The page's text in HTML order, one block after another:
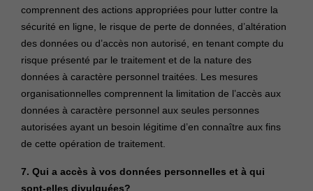
comprennent des actions appropriées pour lutter contre la
sécurité en ligne, le risque de perte de données, d’altération
des données ou d’accès non autorisé, en tenant compte du
risque présenté par le traitement et de la nature des
données à caractère personnel traitées. Les mesures
organisationnelles comprennent la limitation de l’accès aux
données à caractère personnel aux seules personnes
autorisées ayant un besoin légitime d’en connaître aux fins
de cette opération de traitement.
7. Qui a accès à vos données personnelles et à qui
sont-elles divulguées?